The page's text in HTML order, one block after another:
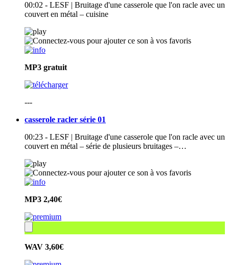
00:02 - LESF | Bruitage d'une casserole que l'on racle avec un
couvert en métal – cuisine
MP3 gratuit
---
casserole racler série 01
00:23 - LESF | Bruitage d'une casserole que l'on racle avec un
couvert en métal – série de plusieurs bruitages –…
MP3 2,40€
WAV 3,60€